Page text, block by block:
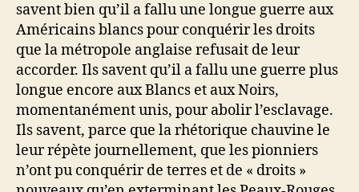
savent bien qu’il a fallu une longue guerre aux
Américains blancs pour conquérir les droits
que la métropole anglaise refusait de leur
accorder. Ils savent qu’il a fallu une guerre plus
longue encore aux Blancs et aux Noirs,
momentanément unis, pour abolir l’esclavage.
Ils savent, parce que la rhétorique chauvine le
leur répète journellement, que les pionniers
n’ont pu conquérir de terres et de « droits »